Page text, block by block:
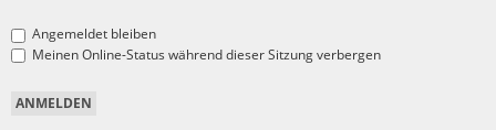
Angemeldet bleiben
Meinen Online-Status während dieser Sitzung verbergen